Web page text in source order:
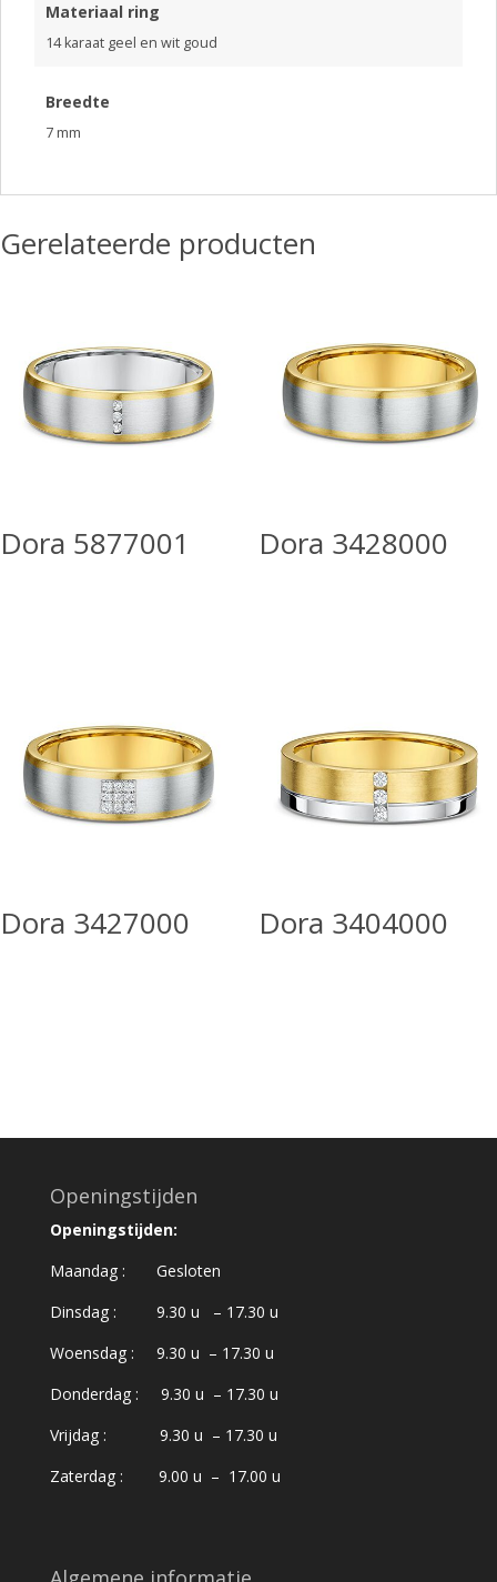
Materiaal ring
14 karaat geel en wit goud
Breedte
7 mm
Gerelateerde producten
Dora 5877001 Dora 3428000
Dora 3427000 Dora 3404000
Openingstijden
Openingstijden:
Maandag : Gesloten
Dinsdag : 9.30 u – 17.30 u
Woensdag : 9.30 u – 17.30 u
Donderdag : 9.30 u – 17.30 u
Vrijdag : 9.30 u – 17.30 u
Zaterdag : 9.00 u – 17.00 u